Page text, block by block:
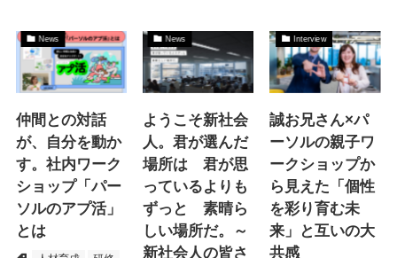
News
仲間との対話
が、自分を動か
す。社内ワーク
ショップ「パー
ソルのアプ活」
とは
News
ようこそ新社会
人。君が選んだ
場所は 君が思
っているよりも
ずっと 素晴ら
しい場所だ。～
新社会人の皆さ
Interview
誠お兄さん×パ
ーソルの親子ワ
ークショップか
ら見えた「個性
を彩り育む未
来」と互いの大
共感